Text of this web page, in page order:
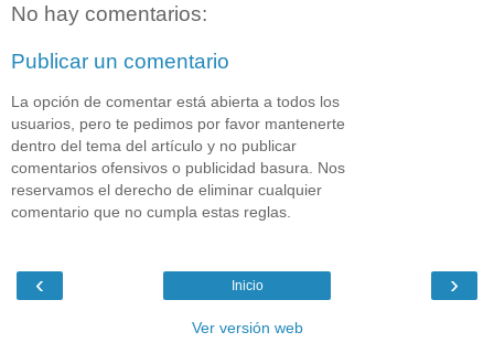
No hay comentarios:
Publicar un comentario
La opción de comentar está abierta a todos los
usuarios, pero te pedimos por favor mantenerte
dentro del tema del artículo y no publicar
comentarios ofensivos o publicidad basura. Nos
reservamos el derecho de eliminar cualquier
comentario que no cumpla estas reglas.
‹ ›
Inicio
Ver versión web